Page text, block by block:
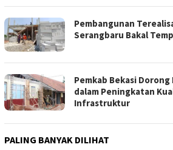
Pembangunan
Serangbaru Bakal
Pemkab Bekasi
dalam Peningkatan
Infrastruktur
PALING BANYAK DILIHAT